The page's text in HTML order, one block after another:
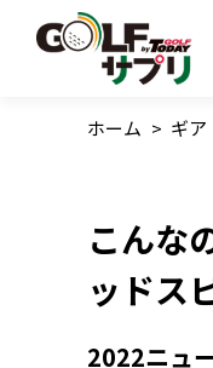
ホーム > ギア
こんな
ッドス
2022ニュ